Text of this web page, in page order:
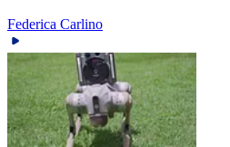
Federica Carlino